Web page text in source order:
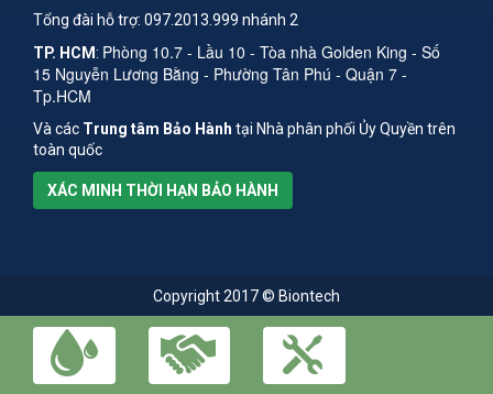
Tổng đài hỗ trợ: 097.2013.999 nhánh 2
TP. HCM: Phòng 10.7 - Lầu 10 - Tòa nhà Golden King - Số
15 Nguyễn Lương Bằng - Phường Tân Phú - Quận 7 -
Tp.HCM
Và các Trung tâm Bảo Hành tại Nhà phân phối Ủy Quyền trên
toàn quốc
XÁC MINH THỜI HẠN BẢO HÀNH
Copyright 2017 © Biontech